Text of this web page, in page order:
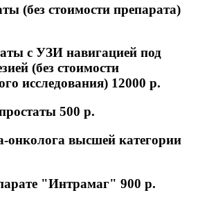
(без стоимости препарата)
с УЗИ навигацией под
(без стоимости
исследования) 12000 p.
500 p.
онколога высшей категории
"Интрамаг" 900 p.